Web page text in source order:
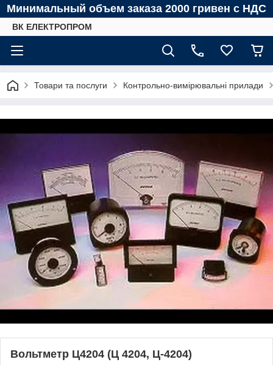
Минимальный объем заказа 2000 гривен с НДС
ВК ЕЛЕКТРОПРОМ
Товари та послуги Контрольно-вимірювальні прилади
Вольтметр Ц4204 (Ц 4204, Ц-4204)